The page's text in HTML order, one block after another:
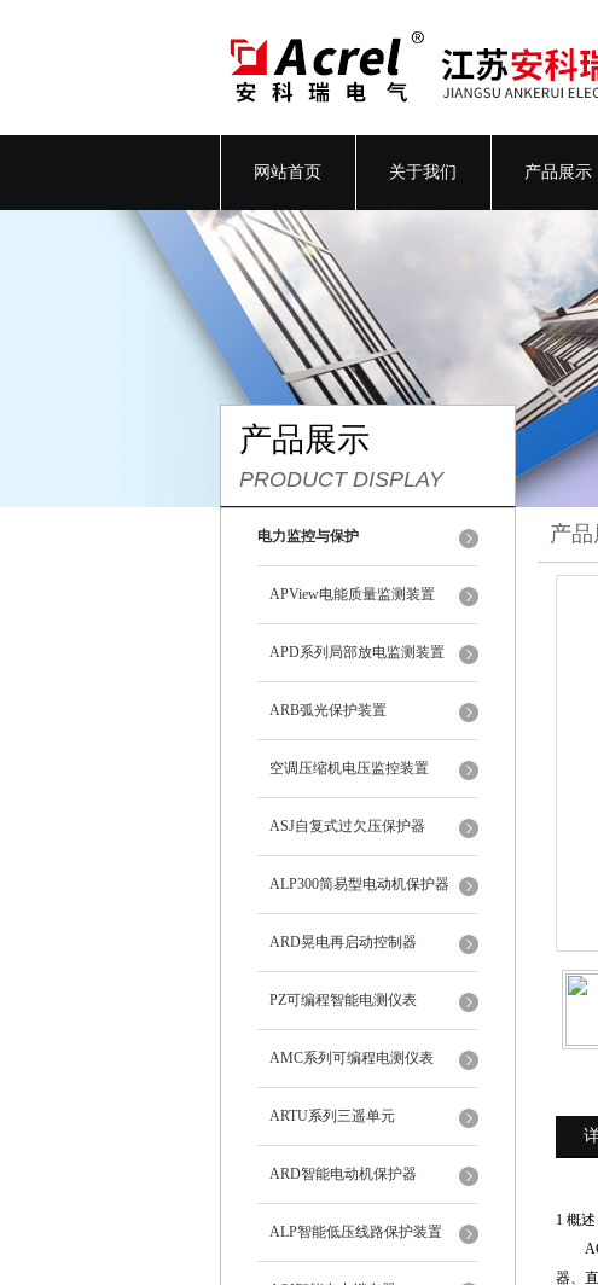
网站首页 关于我们 产品展示
产品展示
PRODUCT DISPLAY
电力监控与保护
APView电能质量监测装置
APD系列局部放电监测装置
ARB弧光保护装置
空调压缩机电压监控装置
ASJ自复式过欠压保护器
ALP300简易型电动机保护器
ARD晃电再启动控制器
PZ可编程智能电测仪表
AMC系列可编程电测仪表
ARTU系列三遥单元
ARD智能电动机保护器
ALP智能低压线路保护装置
产
1 概述
AGF
器、